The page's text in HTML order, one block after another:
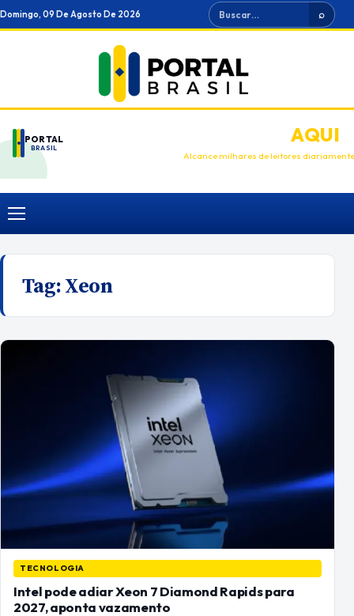
Ir
para
Domingo, 09 De Agosto De 2026 Buscar ⌕
PORTAL
BRASIL
ANUNCIEAQUI
Alcance milhares de leitores diariamente
Menu
Tag:Xeon
TECNOLOGIA
Intel pode adiar Xeon 7 Diamond Rapids para
2027, aponta vazamento